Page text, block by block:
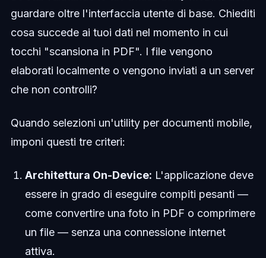
guardare oltre l'interfaccia utente di base. Chiediti
cosa succede ai tuoi dati nel momento in cui
tocchi "scansiona in PDF". I file vengono
elaborati localmente o vengono inviati a un server
che non controlli?
Quando selezioni un'utility per documenti mobile,
imponi questi tre criteri:
Architettura On-Device: L'applicazione deve
essere in grado di eseguire compiti pesanti —
come convertire una foto in PDF o comprimere
un file — senza una connessione internet
attiva.